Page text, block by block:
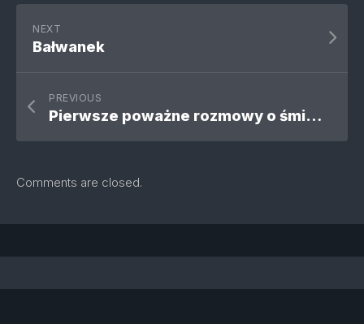
NEXT
Bałwanek
PREVIOUS
Pierwsze poważne rozmowy o śmierci
Comments are closed.